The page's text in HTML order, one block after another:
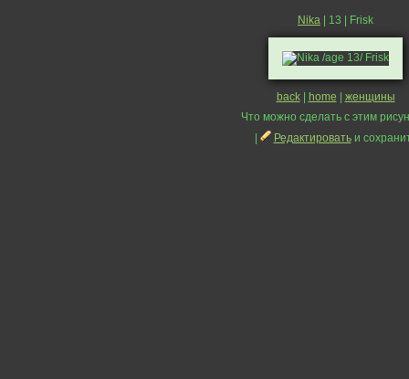
Nika | 13 | Frisk
back| home
женщины
Что можно сделать с этим
Редактироватьи